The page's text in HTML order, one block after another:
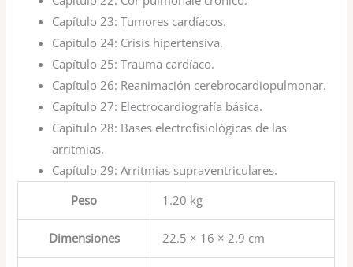
Capítulo 23:Tumores cardíacos.
Capítulo 24: Crisis hipertensiva.
Capítulo 25:Trauma cardíaco.
Capítulo 26: Reanimación cerebrocardiopulmonar.
Capítulo 27: Electrocardiografía básica.
Capítulo 28: Bases electrofisiológicas de las
arritmias.
Capítulo 29:Arritmias supraventriculares.
Peso
1.20 kg
Dimensiones 22.5 × 16 × 2.9 cm